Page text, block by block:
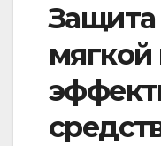
Защита
мягкой